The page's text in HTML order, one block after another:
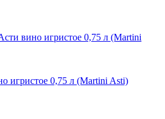
игристое 0,75 л (Martini Asti)